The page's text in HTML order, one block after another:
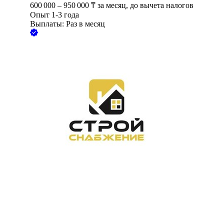
600 000 – 950 000 ₸ за месяц, до вычета налогов
Опыт 1-3 года
Выплаты: Раз в месяц